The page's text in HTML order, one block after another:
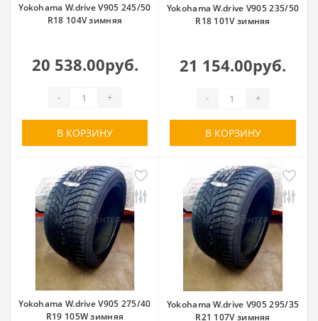
Yokohama W.drive V905 245/50
R18 104V зимняя
20 538.00руб.
- +
В КОРЗИНУ
Yokohama W.drive V905 235/50
R18 101V зимняя
21 154.00руб.
- +
В КОРЗИНУ
Yokohama W.drive V905 275/40
R19 105W зимняя
Yokohama W.drive V905 295/35
R21 107V зимняя